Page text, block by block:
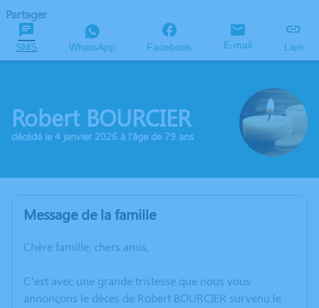
Partager
SMS WhatsApp Facebook E-mail Lien
Robert BOURCIER
décédé le 4 janvier 2026 à l'âge de 79 ans
Message de la famille
Chère famille, chers amis,
C’est avec une grande tristesse que nous vous
annonçons le décès de Robert BOURCIER survenu le